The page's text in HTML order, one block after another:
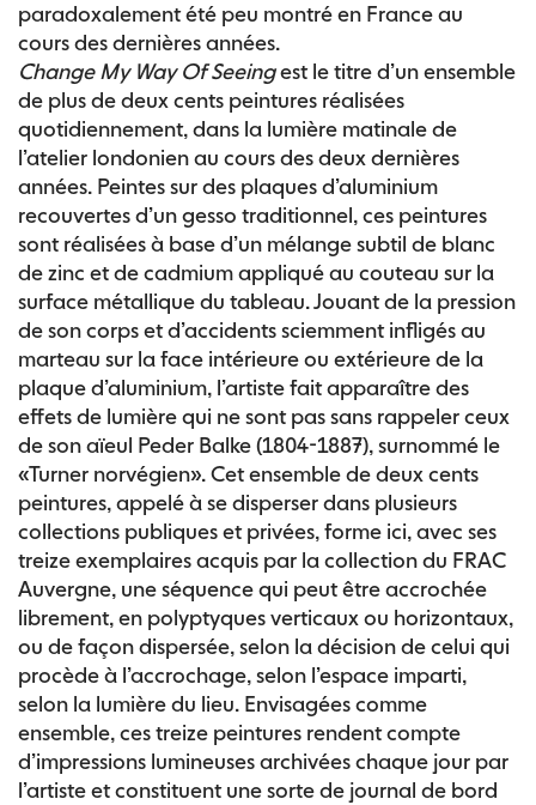
paradoxalement été peu montré en France au
cours des dernières années.
Change My Way Of Seeingest le titre d’un ensemble
de plus de deux cents peintures réalisées
quotidiennement, dans la lumière matinale de
l’atelier londonien au cours des deux dernières
années. Peintes sur des plaques d’aluminium
recouvertes d’un gesso traditionnel, ces peintures
sont réalisées à base d’un mélange subtil de blanc
de zinc et de cadmium appliqué au couteau sur la
surface métallique du tableau. Jouant de la pression
de son corps et d’accidents sciemment infligés au
marteau sur la face intérieure ou extérieure de la
plaque d’aluminium, l’artiste fait apparaître des
effets de lumière qui ne sont pas sans rappeler ceux
de son aïeul Peder Balke (1804-1887), surnommé le
«Turner norvégien». Cet ensemble de deux cents
peintures, appelé à se disperser dans plusieurs
collections publiques et privées, forme ici, avec ses
treize exemplaires acquis par la collection du FRAC
Auvergne, une séquence qui peut être accrochée
librement, en polyptyques verticaux ou horizontaux,
ou de façon dispersée, selon la décision de celui qui
procède à l’accrochage, selon l’espace imparti,
selon la lumière du lieu. Envisagées comme
ensemble, ces treize peintures rendent compte
d’impressions lumineuses archivées chaque jour par
l’artiste et constituent une sorte de journal de bord